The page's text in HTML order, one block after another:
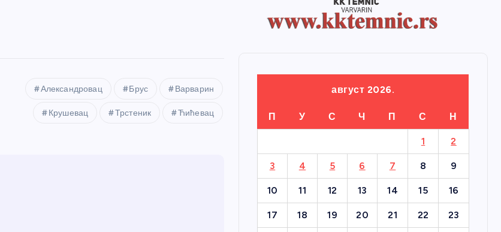
Александровац Брус Варварин
Крушевац Трстеник Ћићевац
август 2026.
П У С Ч П С Н
1 2
3 4 5 6 7 8 9
10 11 12 13 14 15 16
17 18 19 20 21 22 23